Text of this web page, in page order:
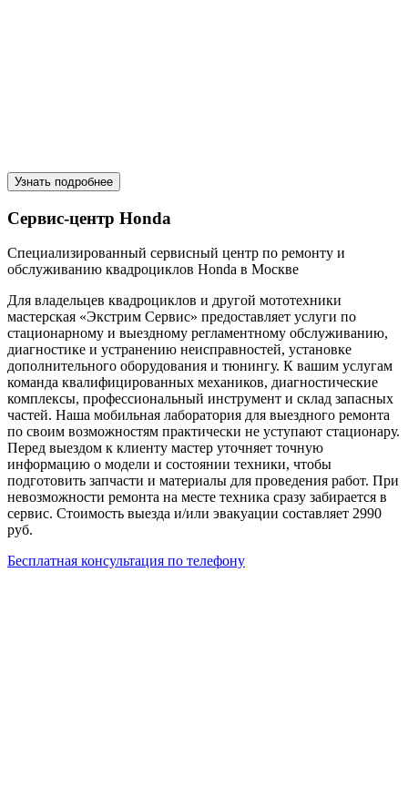
Узнать подробнее
Сервис-центр Honda
Специализированный сервисный центр по ремонту и
обслуживанию квадроциклов Honda в Москве
Для владельцев квадроциклов и другой мототехники
мастерская «Экстрим Сервис» предоставляет услуги по
стационарному и выездному регламентному обслуживанию,
диагностике и устранению неисправностей, установке
дополнительного оборудования и тюнингу. К вашим услугам
команда квалифицированных механиков, диагностические
комплексы, профессиональный инструмент и склад запасных
частей. Наша мобильная лаборатория для выездного ремонта
по своим возможностям практически не уступают стационару.
Перед выездом к клиенту мастер уточняет точную
информацию о модели и состоянии техники, чтобы
подготовить запчасти и материалы для проведения работ. При
невозможности ремонта на месте техника сразу забирается в
сервис. Стоимость выезда и/или эвакуации составляет 2990
руб.
Бесплатная консультация по телефону